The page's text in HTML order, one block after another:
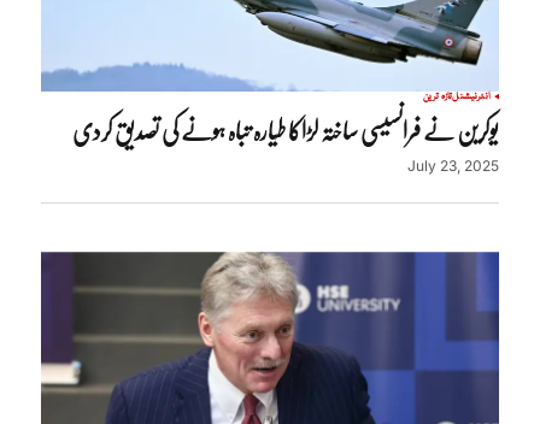
انٹرنیشنلتازہ ترین
یوکرین نے فرانسیسی ساختہ لڑاکا طیارہ تباہ ہونے کی تصدیق کردی
July 23, 2025